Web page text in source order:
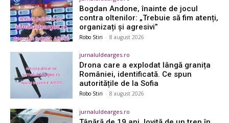
Bogdan Andone, înainte de jocul
contra oltenilor: „Trebuie să fim atenți,
organizați și agresivi”
Robo Stiri - 8 august 2026
jurnaluldearges.ro
Drona care a explodat lângă granița
României, identificată. Ce spun
autoritățile de la Sofia
Robo Stiri - 8 august 2026
jurnaluldearges.ro